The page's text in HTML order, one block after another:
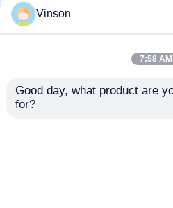
Vinson
7:58 AM
Good day, what product are
for?